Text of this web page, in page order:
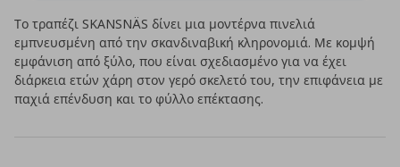
Το τραπέζι SKANSNÄS δίνει μια μοντέρνα πινελιά
εμπνευσμένη από την σκανδιναβική κληρονομιά. Με κομψή
εμφάνιση από ξύλο, που είναι σχεδιασμένο για να έχει
διάρκεια ετών χάρη στον γερό σκελετό του, την επιφάνεια με
παχιά επένδυση και το φύλλο επέκτασης.